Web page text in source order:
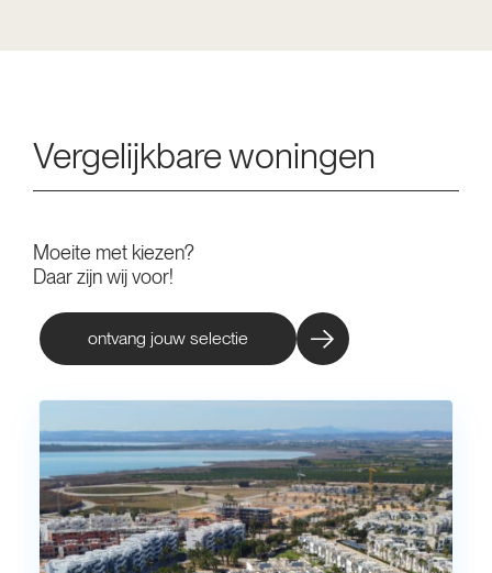
Vergelijkbare woningen
Moeite met kiezen?
Daar zijn wij voor!
ontvang jouw selectie